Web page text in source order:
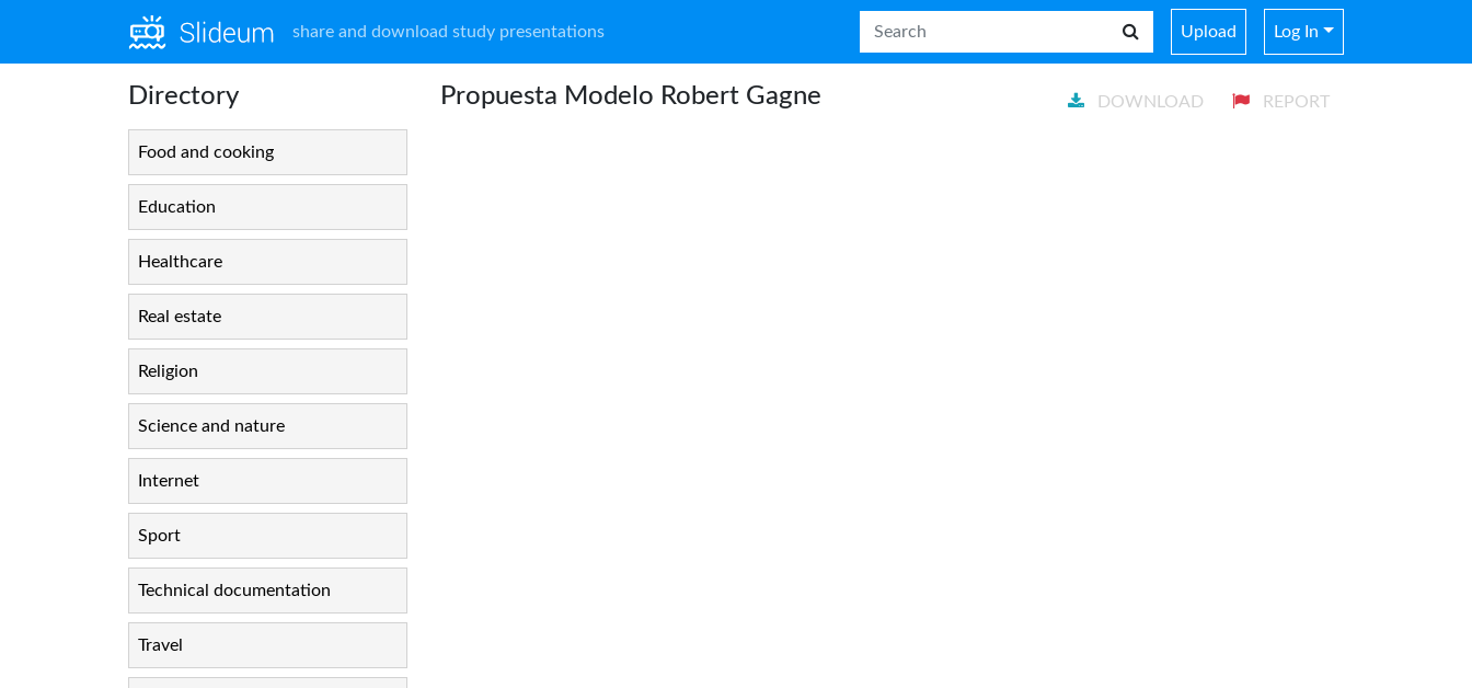
share and download study presentations Upload Log In
Directory
Food and cooking
Education
Healthcare
Real estate
Religion
Science and nature
Internet
Sport
Technical documentation
Travel
Propuesta Modelo Robert Gagne DOWNLOAD REPORT